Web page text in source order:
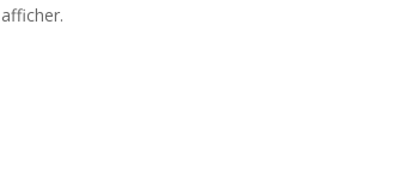
afficher.